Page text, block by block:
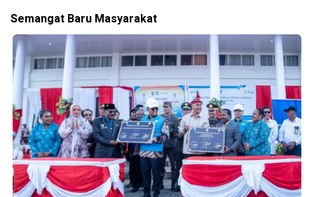
Semangat Baru Masyarakat